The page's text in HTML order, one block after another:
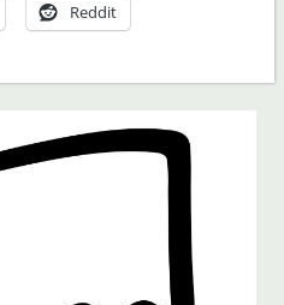
Reddit